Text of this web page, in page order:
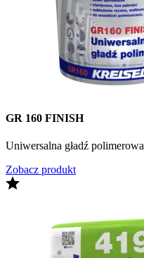
GR 160 FINISH
Uniwersalna gładź polimerowa
Zobacz produkt